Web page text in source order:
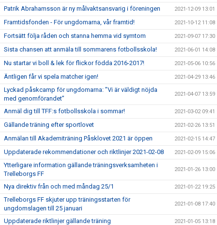
Patrik Abrahamsson är ny målvaktsansvarig i föreningen 2021-12-09 13:01
Framtidsfonden - För ungdomarna, vår framtid! 2021-10-12 11:08
Fortsätt följa råden och stanna hemma vid symtom 2021-09-07 17:30
Sista chansen att anmäla till sommarens fotbollsskola! 2021-06-01 14:08
Nu startar vi boll & lek för flickor födda 2016-2017! 2021-05-06 10:56
Äntligen får vi spela matcher igen! 2021-04-29 13:46
Lyckad påskcamp för ungdomarna: ”Vi är väldigt nöjda
med genomförandet”
2021-04-07 13:59
Anmäl dig till TFF:s fotbollsskola i sommar! 2021-03-02 09:41
Gällande träning efter sportlovet 2021-02-26 13:51
Anmälan till Akademiträning Påsklovet 2021 är öppen 2021-02-15 14:47
Uppdaterade rekommendationer och riktlinjer 2021-02-08 2021-02-09 15:06
Ytterligare information gällande träningsverksamheten i
Trelleborgs FF
2021-01-26 13:00
Nya direktiv från och med måndag 25/1 2021-01-22 19:25
Trelleborgs FF skjuter upp träningsstarten för
ungdomslagen till 25 januari
2021-01-08 17:40
Uppdaterade riktlinjer gällande träning 2021-01-05 13:18